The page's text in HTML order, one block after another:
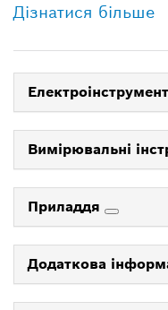
Дізнатися більше
Вимірювальні
Приладдя
Додаткова